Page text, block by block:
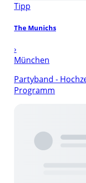
Tipp
The Munichs
›
München
Partyband -
Programm